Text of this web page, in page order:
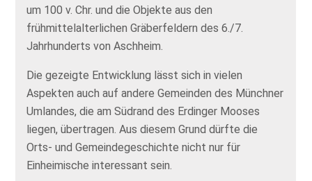
um 100 v. Chr. und die Objekte aus den
frühmittelalterlichen Gräberfeldern des 6./7.
Jahrhunderts von Aschheim.
Die gezeigte Entwicklung lässt sich in vielen
Aspekten auch auf andere Gemeinden des Münchner
Umlandes, die am Südrand des Erdinger Mooses
liegen, übertragen. Aus diesem Grund dürfte die
Orts- und Gemeindegeschichte nicht nur für
Einheimische interessant sein.